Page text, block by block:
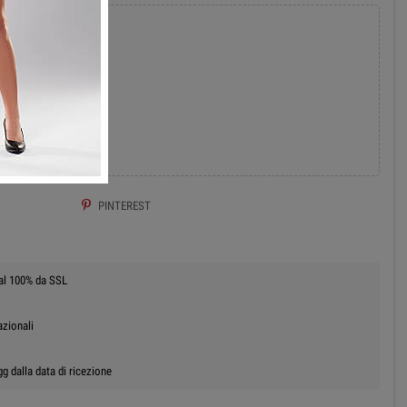
CARRELLO
PINTEREST
da SSL
dalla data di ricezione